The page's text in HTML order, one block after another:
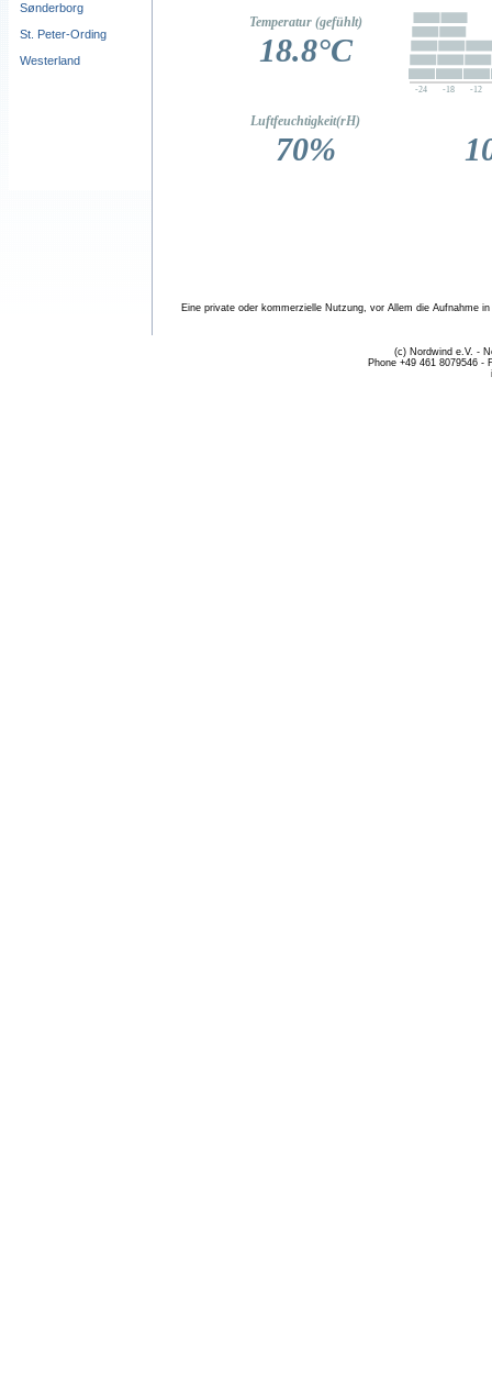
Sønderborg
St. Peter-Ording
Westerland
Eine private oder kommerzielle Nutzung, vor Allem die Aufnahme
(c) Nordwind e.V. -
Phone +49 461 8079546 -